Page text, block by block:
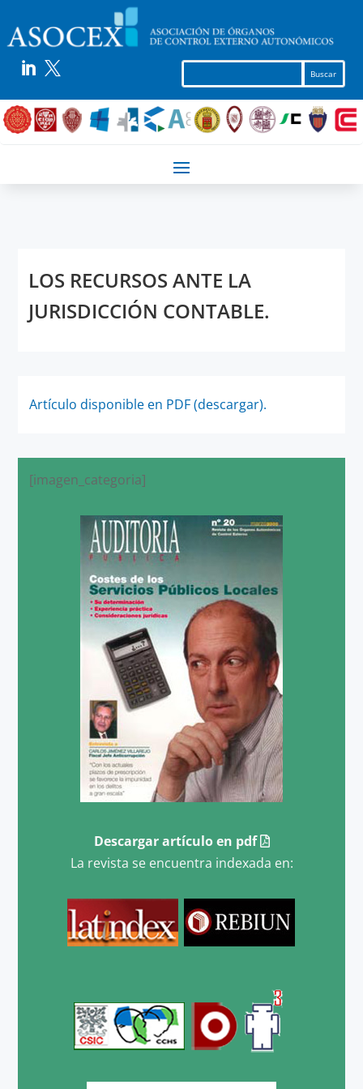
 
LOS RECURSOS ANTE LA
JURISDICCIÓN CONTABLE.
Artículo disponible en PDF (descargar).
[imagen_categoria]
Descargar artículo en pdf
La revista se encuentra indexada en: